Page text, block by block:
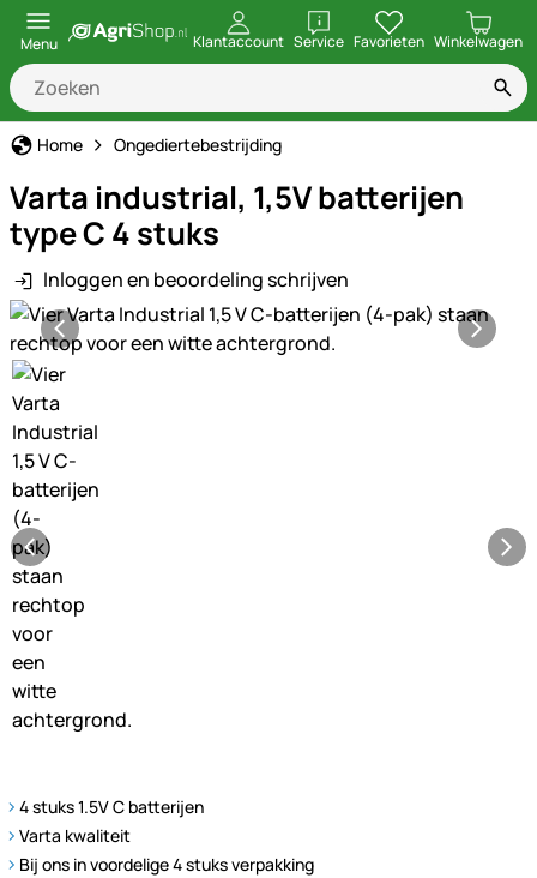
Menu Klantaccount ServiceopenenFavorieten Winkelwagen
Home Ongediertebestrijding
Varta industrial, 1,5V batterijen
type C 4 stuks
Inloggen en beoordeling schrijven
Productgalerij
4 stuks 1.5V C batterijen
Varta kwaliteit
Bij ons in voordelige 4 stuks verpakking